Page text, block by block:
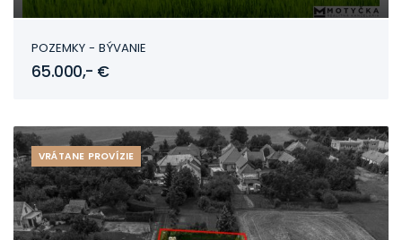
POZEMKY - BÝVANIE
65.000,- €
VRÁTANE PROVÍZIE